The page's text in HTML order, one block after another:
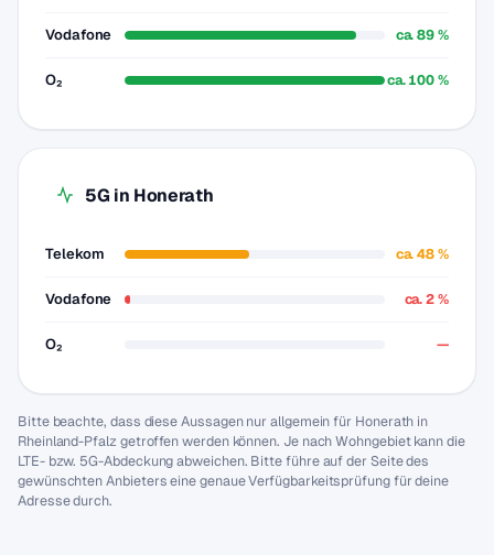
Vodafone ca. 89 %
O₂ ca. 100 %
5G in Honerath
Telekom ca. 48 %
Vodafone ca. 2 %
O₂ —
Bitte beachte, dass diese Aussagen nur allgemein für Honerath in
Rheinland-Pfalz getroffen werden können. Je nach Wohngebiet kann die
LTE- bzw. 5G-Abdeckung abweichen. Bitte führe auf der Seite des
gewünschten Anbieters eine genaue Verfügbarkeitsprüfung für deine
Adresse durch.